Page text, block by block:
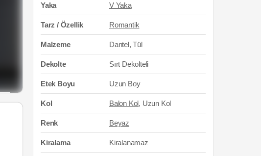
Yaka V Yaka
Tarz / Özellik Romantik
Malzeme Dantel, Tül
Dekolte Sırt Dekolteli
Etek Boyu Uzun Boy
Kol Balon Kol, Uzun Kol
Renk Beyaz
Kiralama Kiralanamaz